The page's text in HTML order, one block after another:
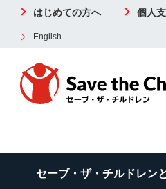
はじめての方へ 個人
English
セーブ・ザ・チルドレン